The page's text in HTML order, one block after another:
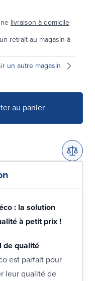
livraison à domicile
retrait au magasin à
un autre magasin
au panier
: la solution
à petit prix !
de qualité
est parfait pour
leur qualité de